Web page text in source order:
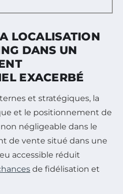
LOCALISATION
DANS UN
EXACERBÉ
et stratégiques, la
et le positionnement de
négligeable dans le
de vente situé dans une
accessible réduit
de fidélisation et